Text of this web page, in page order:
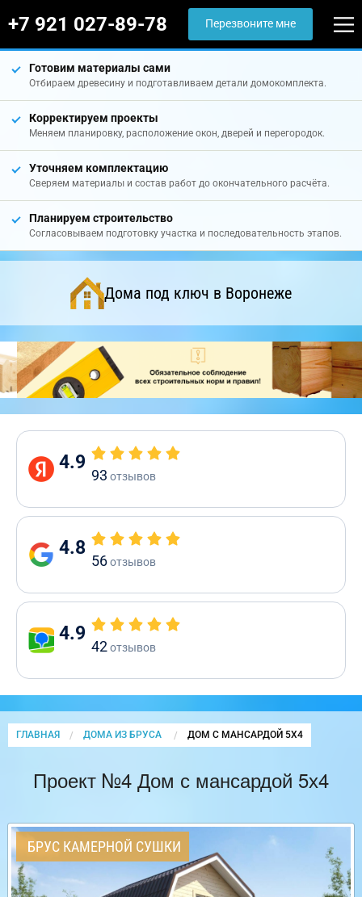
+7 921 027-89-78 Перезвоните мне
Готовим материалы сами
Отбираем древесину и подготавливаем детали домокомплекта.
Корректируем проекты
Меняем планировку, расположение окон, дверей и перегородок.
Уточняем комплектацию
Сверяем материалы и состав работ до окончательного расчёта.
Планируем строительство
Согласовываем подготовку участка и последовательность этапов.
Дома под ключ в Воронеже
4.9
93 отзывов
4.8
56отзывов
4.9
42отзывов
ГЛАВНАЯ ДОМА ИЗ БРУСА CURRENT:
ДОМ С МАНСАРДОЙ 5Х4
Проект №4 Дом с мансардой 5х4
БРУС КАМЕРНОЙ СУШКИ